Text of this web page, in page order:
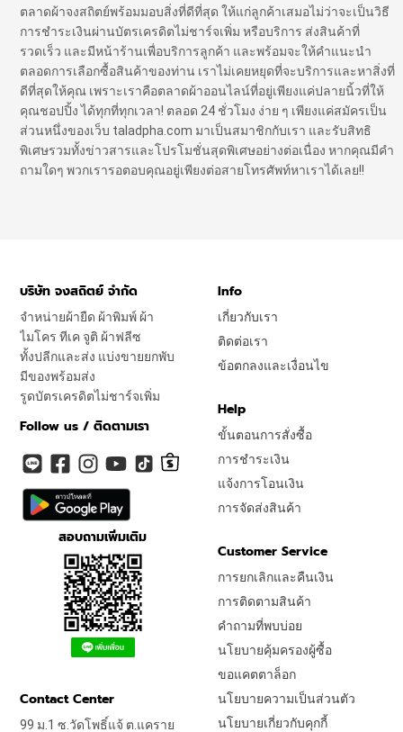
ตลาดผ้าจงสถิตย์พร้อมมอบสิ่งที่ดีที่สุด ให้แก่ลูกค้าเสมอไม่ว่าจะเป็นวิธี
การชำระเงินผ่านบัตรเครดิตไม่ชาร์จเพิ่ม หรือบริการ ส่งสินค้าที่
รวดเร็ว และมีหน้าร้านเพื่อบริการลูกค้า และพร้อมจะให้คำแนะนำ
ตลอดการเลือกซื้อสินค้าของท่าน เราไม่เคยหยุดที่จะบริการและหาสิ่งที่
ดีที่สุดให้คุณ เพราะเราคือตลาดผ้าออนไลน์ที่อยู่เพียงแค่ปลายนิ้วที่ให้
คุณชอปปิ้ง ได้ทุกที่ทุกเวลา! ตลอด 24 ชั่วโมง ง่าย ๆ เพียงแค่สมัครเป็น
ส่วนหนึ่งของเว็บ taladpha.com มาเป็นสมาชิกกับเรา และรับสิทธิ
พิเศษรวมทั้งข่าวสารและโปรโมชั่นสุดพิเศษอย่างต่อเนื่อง หากคุณมีคำ
ถามใดๆ พวกเรารอตอบคุณอยู่เพียงต่อสายโทรศัพท์หาเราได้เลย!!
บริษัท จงสถิตย์ จำกัด
จำหน่ายผ้ายืด ผ้าพิมพ์ ผ้า
ไมโคร ทีเค จูติ ผ้าฟลีซ
ทั้งปลีกและส่ง แบ่งขายยกพับ
มีของพร้อมส่ง
รูดบัตรเครดิตไม่ชาร์จเพิ่ม
Follow us / ติดตามเรา
สอบถามเพิ่มเติม
Info
เกี่ยวกับเรา
ติดต่อเรา
ข้อตกลงและเงื่อนไข
Help
ขั้นตอนการสั่งซื้อ
การชำระเงิน
แจ้งการโอนเงิน
การจัดส่งสินค้า
Customer Service
การยกเลิกและคืนเงิน
การติดตามสินค้า
คำถามที่พบบ่อย
นโยบายคุ้มครองผู้ซื้อ
ขอแคตตาล็อก
นโยบายความเป็นส่วนตัว
นโยบายเกี่ยวกับคุกกี้
Contact Center
99 ม.1 ซ.วัดโพธิ์แจ้ ต.แคราย